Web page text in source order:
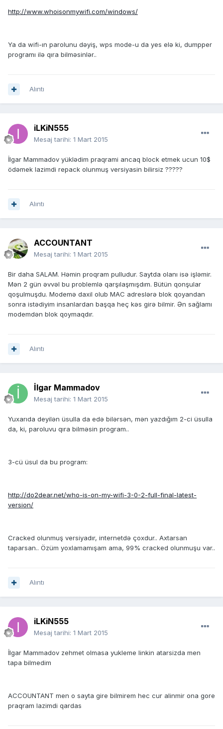
http://www.whoisonmywifi.com/windows/
Ya da wifi-ın parolunu dəyiş, wps mode-u da yes elə ki, dumpper
programı ilə qıra bilməsinlər..
Alıntı
iLKiN555
Mesaj tarihi: 1 Mart 2015
İlgar Mammadov yüklədim praqrami ancaq block etmek ucun 10$
ödəmek lazimdi repack olunmuş versiyasin bilirsiz ?????
Alıntı
ACCOUNTANT
Mesaj tarihi: 1 Mart 2015
Bir daha SALAM. Həmin proqram pulludur. Saytda olanı isə işləmir.
Mən 2 gün əvvəl bu problemlə qarşılaşmışdım. Bütün qonşular
qoşulmuşdu. Modemə daxil olub MAC adreslərə blok qoyandan
sonra istədiyim insanlardan başqa heç kəs girə bilmir. Ən sağlamı
modemdən blok qoymaqdır.
Alıntı
İlgar Mammadov
Mesaj tarihi: 1 Mart 2015
Yuxarıda deyilən üsulla da edə bilərsən, mən yazdığım 2-ci üsulla
da, ki, paroluvu qıra bilməsin program..
3-cü üsul da bu program:
http://do2dear.net/who-is-on-my-wifi-3-0-2-full-final-latest-
version/
Cracked olunmuş versiyadır, internetdə çoxdur.. Axtarsan
taparsan.. Özüm yoxlamamışam ama, 99% cracked olunmuşu var..
Alıntı
iLKiN555
Mesaj tarihi: 1 Mart 2015
İlgar Mammadov zehmet olmasa yukleme linkin atarsizda men
tapa bilmedim
ACCOUNTANT men o sayta gire bilmirem hec cur alinmir ona gore
praqram lazimdi qardas